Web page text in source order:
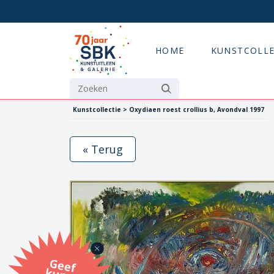
HOME
Kunstcollectie > Oxydiaen roest crollius b, Avondval 1997
G
eef
u
n
st
a
d
o
m
et
e SB
K
u
n
stb
o
n
« Terug